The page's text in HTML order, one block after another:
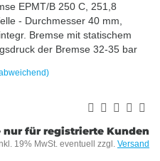
EPMT/B 250 C, 251,8
- Durchmesser 40 mm,
Bremse mit statischem
der Bremse 32-35 bar
nur für registrierte Kunden
19% MwSt. eventuell zzgl. Versand